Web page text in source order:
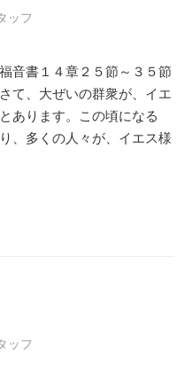
ッフ
音書１４章２５節～３５節
て、大ぜいの群衆が、イエ
あります。この頃になる
、多くの人々が、イエス様
ッフ